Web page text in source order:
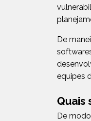
De
equipes
Quais
De